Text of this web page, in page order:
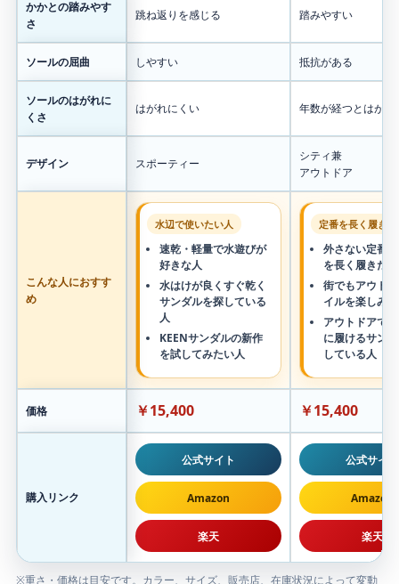
かかとの踏みやす
さ
跳ね返りを感じる 踏みやすい
ソールの屈曲 しやすい 抵抗がある
ソールのはがれに
くさ
はがれにくい 年数が経つとはがれ
デザイン スポーティー
シティ兼
アウトドア
こんな人におすす
め
水辺で使いたい人
速乾・軽量で水遊びが
好きな人
水はけが良くすぐ乾く
サンダルを探している
人
KEENサンダルの新作
を試してみたい人
定番を長く履き
外さない定番
を長く履きた
街でもアウト
イルを楽しみ
アウトドアで
に履けるサン
している人
価格 ￥15,400 ￥15,400
購入リンク
公式サイト
Amazon
楽天
公式サイト
Amazon
楽天
※重さ・価格は目安です。カラー、サイズ、販売店、在庫状況によって変動